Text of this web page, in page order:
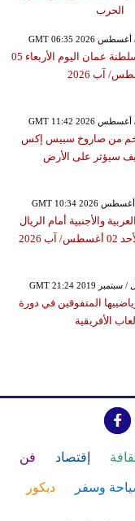
الحرب
سعر الذهب في سلطنة عمان اليوم الأربعاء 05
آب 2026
من صاروخ سبيس إكس
سيؤثر على الأرض
والأجنبية أمام الريال
2026
المتفوقين في دورة
الأفريقية
إقتصاد فن
وسفر ديكور